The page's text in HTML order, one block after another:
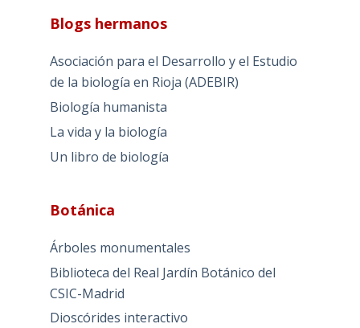
Blogs hermanos
Asociación para el Desarrollo y el Estudio
de la biología en Rioja (ADEBIR)
Biología humanista
La vida y la biología
Un libro de biología
Botánica
Árboles monumentales
Biblioteca del Real Jardín Botánico del
CSIC-Madrid
Dioscórides interactivo